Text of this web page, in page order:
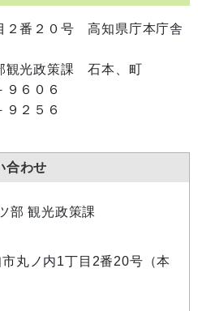
２番２０号 高知県庁本庁舎
観光政策課 石本、町
６０６
２５６
合わせ
部 観光政策課
丸ノ内1丁目2番20号（本